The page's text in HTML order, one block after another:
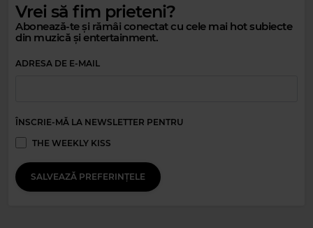
MAGIC PARTY MIX MAGIC PARTY MIX
Vrei să fim prieteni?
Abonează-te și rămâi conectat cu cele mai hot subiecte
din muzică și entertainment.
ADRESA DE E-MAIL
ÎNSCRIE-MĂ LA NEWSLETTER PENTRU
THE WEEKLY KISS
SALVEAZĂ PREFERINȚELE